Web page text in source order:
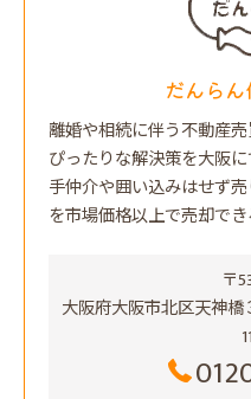
だんら
離婚や相続に伴う不動産
ぴったりな解決策を大阪
手仲介や囲い込みはせず
を市場価格以上で売却でき
〒
大阪府大阪市北区天神